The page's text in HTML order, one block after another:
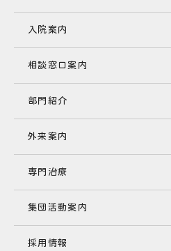
入院案内
相談窓口案内
部門紹介
外来案内
専門治療
集団活動案内
採用情報